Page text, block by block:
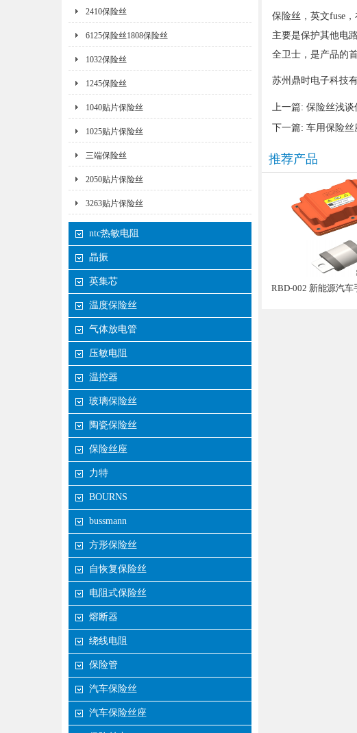
2410保险丝
6125保险丝1808保险丝
1032保险丝
1245保险丝
1040贴片保险丝
1025贴片保险丝
三端保险丝
2050贴片保险丝
3263贴片保险丝
ntc热敏电阻
晶振
英集芯
温度保险丝
气体放电管
压敏电阻
温控器
玻璃保险丝
陶瓷保险丝
保险丝座
力特
BOURNS
bussmann
方形保险丝
自恢复保险丝
电阻式保险丝
熔断器
绕线电阻
保险管
汽车保险丝
汽车保险丝座
保险丝，英文fuse
主要是保护其他电
全卫士，是产品的
苏州鼎时电子科技
上一篇: 保险丝浅谈
下一篇: 车用保险丝
推荐产品
RBD-002 新能源汽车